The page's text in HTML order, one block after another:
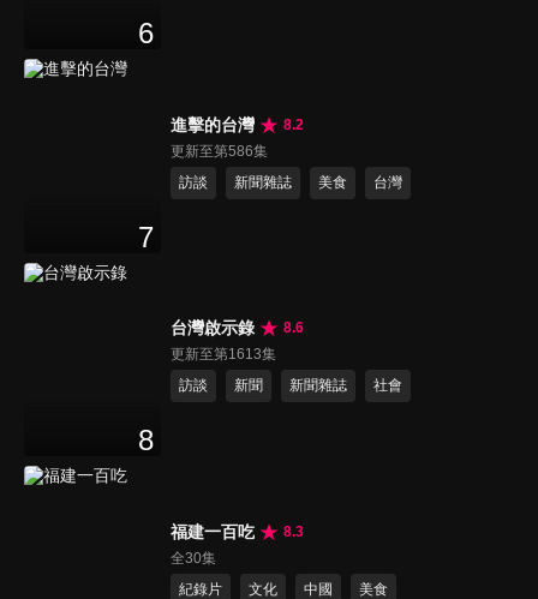
6
7
進擊的台灣
8.2
更新至第586集
訪談
新聞雜誌 美食 台灣
8
台灣啟示錄
8.6
更新至第1613集
訪談
新聞 新聞雜誌 社會
福建一百吃
8.3
全30集
紀錄片
文化 中國 美食